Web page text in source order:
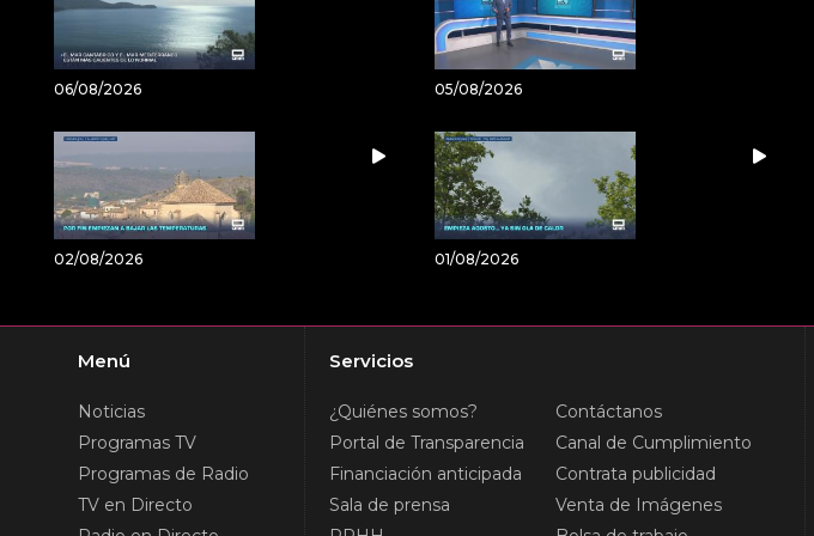
06/08/2026 05/08/2026
02/08/2026 01/08/2026
Menú
Noticias
Programas TV
Programas de Radio
TV en Directo
Servicios
¿Quiénes somos?
Portal de Transparencia
Financiación anticipada
Sala de prensa
Contáctanos
Canal de Cumplimiento
Contrata publicidad
Venta de Imágenes